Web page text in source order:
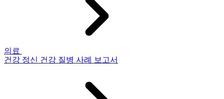
의료
건강 정신 건강 질병 사례 보고서